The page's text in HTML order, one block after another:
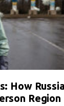
How
Region